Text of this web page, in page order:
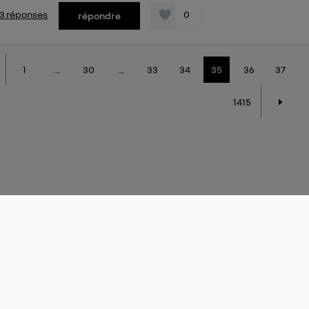
réponses répondre 0
1 30 33 34 35 36 37
1415